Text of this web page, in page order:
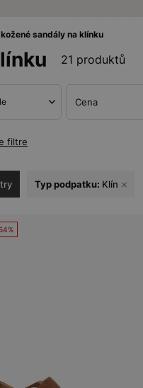
sandály na klínku
21 produktů
Cena
filtre
Typ podpatku: Klín
54%